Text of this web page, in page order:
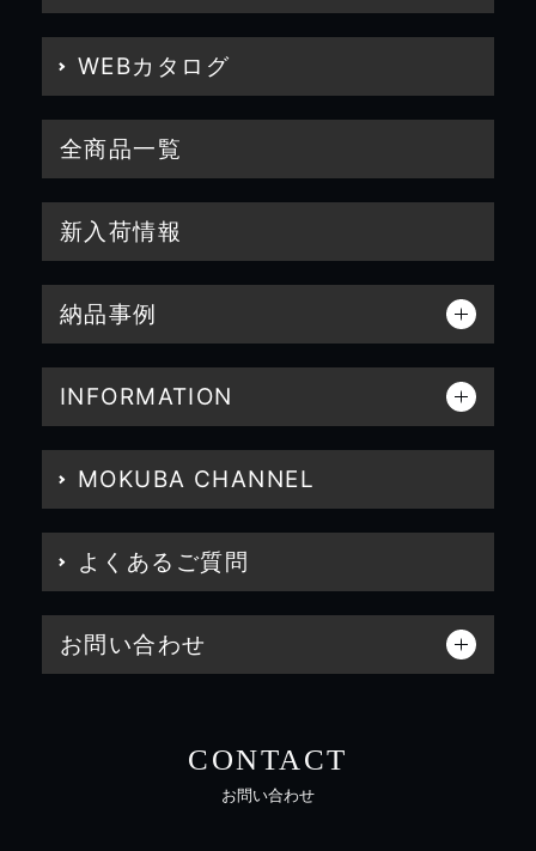
WEBカタログ
全商品一覧
新入荷情報
納品事例
INFORMATION
MOKUBA CHANNEL
よくあるご質問
お問い合わせ
CONTACT
お問い合わせ